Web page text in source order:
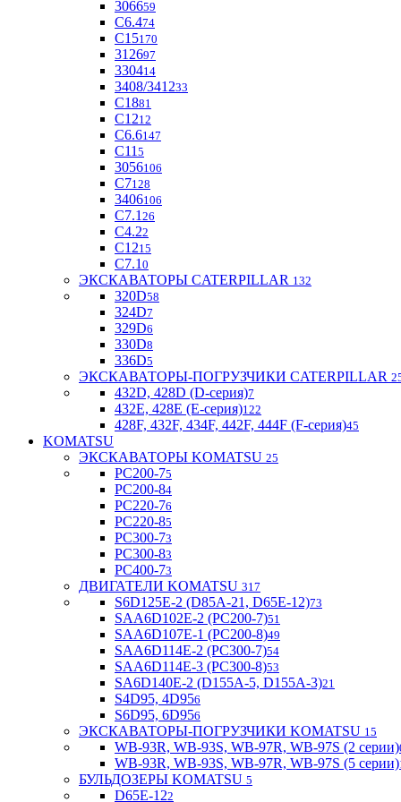
306659
С6.474
С15170
312697
330414
3408/341233
С1881
C1212
С6.6147
C11 5
3056106
С7128
3406106
C7.1 26
C4.22
С1215
С7.1 0
ЭКСКАВАТОРЫ CATERPILLAR 132
320D58
324D7
329D6
330D8
336D5
ЭКСКАВАТОРЫ-ПОГРУЗЧИКИ CATERPILLAR
432D, 428D (D-серия)7
432E, 428E (E-серия)122
428F, 432F, 434F, 442F, 444F (F-серия)45
KOMATSU
ЭКСКАВАТОРЫ KOMATSU 25
PC200-75
PC200-84
PC220-76
PC220-85
PC300-73
PC300-83
PC400-73
ДВИГАТЕЛИ KOMATSU 317
S6D125E-2 (D85A-21, D65E-12)73
SAA6D102E-2 (PC200-7)51
SAA6D107E-1 (PC200-8)49
SAA6D114E-2 (PC300-7)54
SAA6D114E-3 (PC300-8)53
SA6D140E-2 (D155A-5, D155A-3)21
S4D95, 4D956
S6D95, 6D956
ЭКСКАВАТОРЫ-ПОГРУЗЧИКИ KOMATSU 15
WB-93R, WB-93S, WB-97R, WB-97S (2 серии)
WB-93R, WB-93S, WB-97R, WB-97S (5 серии)
БУЛЬДОЗЕРЫ KOMATSU 5
D65E-122